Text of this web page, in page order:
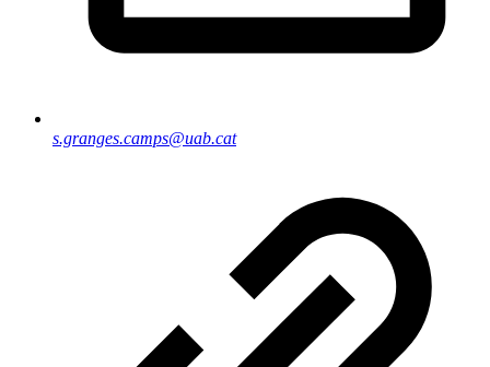
s.granges.camps@uab.cat